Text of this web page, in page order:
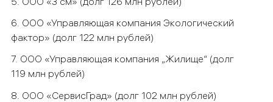
6. ООО «Управляющая компания Экологический
фактор» (долг 122 млн рублей)
7. ООО «Управляющая компания „Жилище“ (долг
119 млн рублей)
8. ООО «СервисГрад» (долг 102 млн рублей)